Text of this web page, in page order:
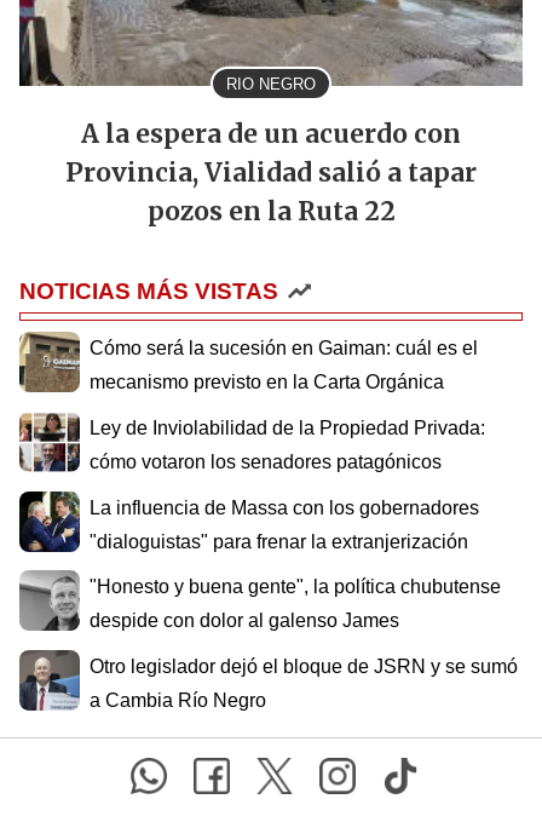
RIO NEGRO
A la espera de un acuerdo con
Provincia, Vialidad salió a tapar
pozos en la Ruta 22
NOTICIAS MÁS VISTAS
Cómo será la sucesión en Gaiman: cuál es el
mecanismo previsto en la Carta Orgánica
Ley de Inviolabilidad de la Propiedad Privada:
cómo votaron los senadores patagónicos
La influencia de Massa con los gobernadores
"dialoguistas" para frenar la extranjerización
"Honesto y buena gente", la política chubutense
despide con dolor al galenso James
Otro legislador dejó el bloque de JSRN y se sumó
a Cambia Río Negro